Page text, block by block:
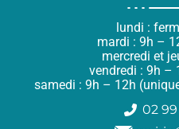
lundi :
mardi : 9h –
mercredi et
vendredi : 9h –
samedi : 9h – 12h
02